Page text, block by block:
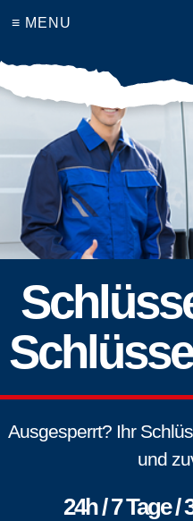
≡ MENU
Ausgesperrt? Ihr
und
24h / 7 Tage /